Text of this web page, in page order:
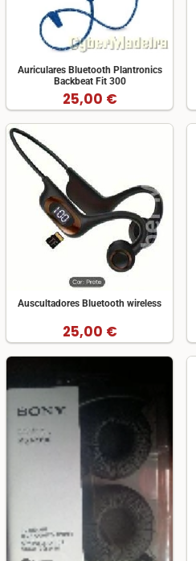
Auriculares Bluetooth Plantronics
Backbeat Fit 300
25,00 €
Auscultadores Bluetooth wireless
25,00 €